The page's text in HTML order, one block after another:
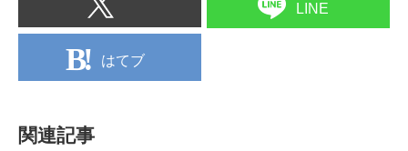
LINE
はてブ
関連記事